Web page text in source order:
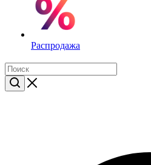
Распродажа